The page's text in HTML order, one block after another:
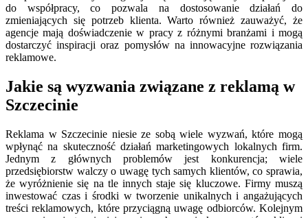
do współpracy, co pozwala na dostosowanie działań do
zmieniających się potrzeb klienta. Warto również zauważyć, że
agencje mają doświadczenie w pracy z różnymi branżami i mogą
dostarczyć inspiracji oraz pomysłów na innowacyjne rozwiązania
reklamowe.
Jakie są wyzwania związane z reklamą w
Szczecinie
Reklama w Szczecinie niesie ze sobą wiele wyzwań, które mogą
wpłynąć na skuteczność działań marketingowych lokalnych firm.
Jednym z głównych problemów jest konkurencja; wiele
przedsiębiorstw walczy o uwagę tych samych klientów, co sprawia,
że wyróżnienie się na tle innych staje się kluczowe. Firmy muszą
inwestować czas i środki w tworzenie unikalnych i angażujących
treści reklamowych, które przyciągną uwagę odbiorców. Kolejnym